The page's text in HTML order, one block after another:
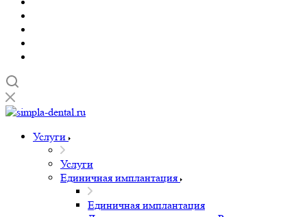
Услуги
Услуги
Единичная имплантация
Единичная имплантация